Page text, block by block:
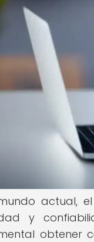
actual,
y
obtener